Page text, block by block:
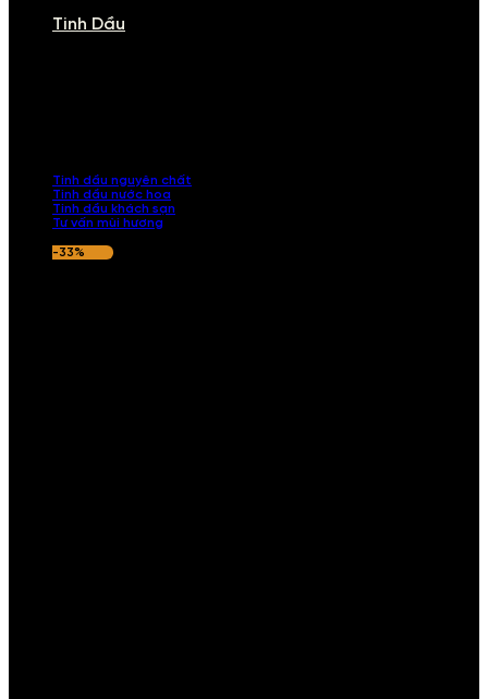
Tinh Dầu
Tinh dầu nguyên chất
Tinh dầu nước hoa
Tinh dầu khách sạn
Tư vấn mùi hương
-33%